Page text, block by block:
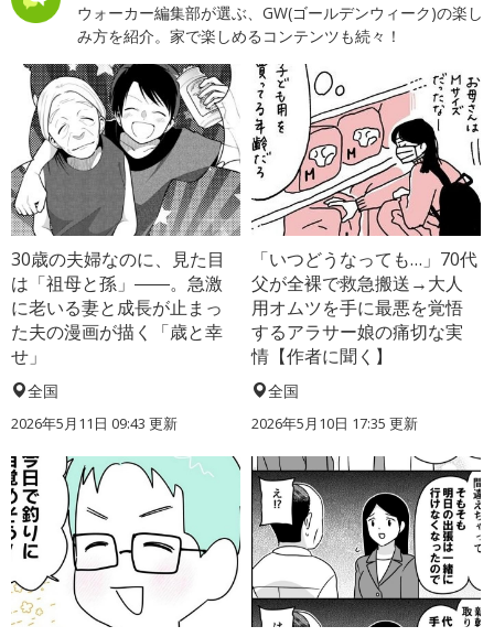
ウォーカー編集部が選ぶ、GW(ゴールデンウィーク)の楽し
み方を紹介。家で楽しめるコンテンツも続々！
30歳の夫婦なのに、見た目
は「祖母と孫」――。急激
に老いる妻と成長が止まっ
た夫の漫画が描く「歳と幸
せ」
全国
2026年5月11日 09:43 更新
「いつどうなっても…」70代
父が全裸で救急搬送→大人
用オムツを手に最悪を覚悟
するアラサー娘の痛切な実
情【作者に聞く】
全国
2026年5月10日 17:35 更新